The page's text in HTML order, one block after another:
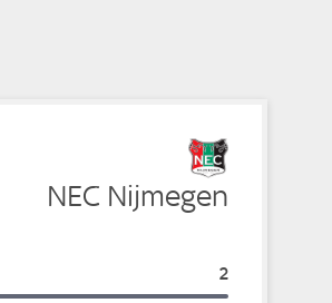
NEC Nijmegen
NEC Nijmegen:
2